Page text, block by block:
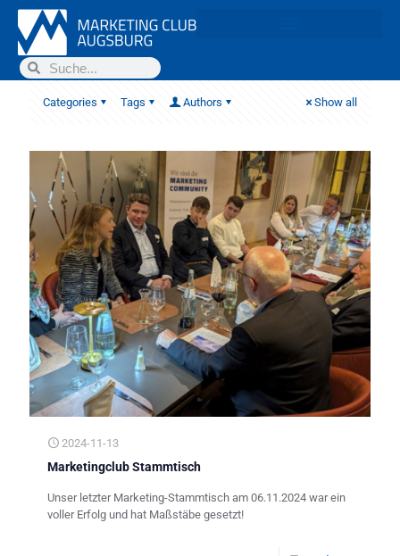
Categories Tags Authors Show all
2024-11-13
Marketingclub Stammtisch
Unser letzter Marketing-Stammtisch am 06.11.2024 war ein
voller Erfolg und hat Maßstäbe gesetzt!